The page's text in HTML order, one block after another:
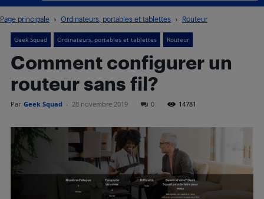
Page principale Ordinateurs, portables et tablettes Routeur
Geek Squad Ordinateurs, portables et tablettes Routeur
Comment configurer un
routeur sans fil?
Par Geek Squad - 28 novembre 2019 0 14781